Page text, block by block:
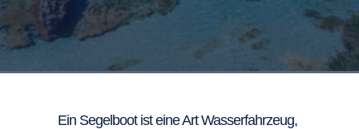
Ein Segelboot ist eine Art Wasserfahrzeug,